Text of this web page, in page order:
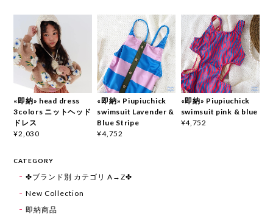
«即納» head dress
3colors ニットヘッド
ドレス
¥2,030
«即納» Piupiuchick
swimsuit Lavender &
Blue Stripe
¥4,752
«即納» Piupiuchick
swimsuit pink & blue
¥4,752
CATEGORY
✤ブランド別 カテゴリ A→Z✤
New Collection
即納商品